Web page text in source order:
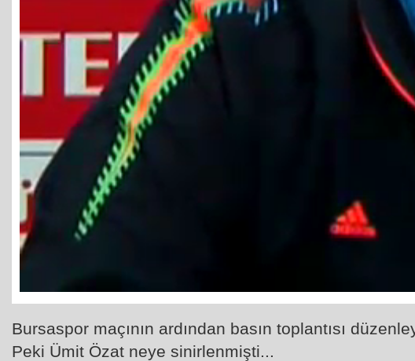
Bursaspor maçının ardından basın toplantısı
Peki Ümit Özat neye sinirlenmişti...